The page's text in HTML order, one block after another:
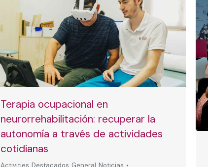
Terapia ocupacional en
neurorrehabilitación: recuperar la
autonomía a través de actividades
cotidianas